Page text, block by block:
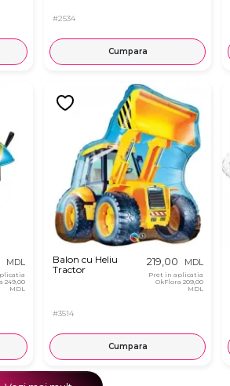
#2534
Cumpara
MDL
249,00
MDL
Balon cu Heliu
Tractor
#3514
219,00 MDL
Pret in aplicatia
OkFlora 209,00
MDL
Cumpara